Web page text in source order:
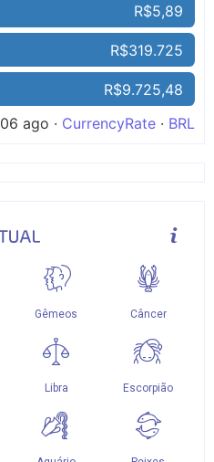
R$5,89
R$319.725
R$9.725,48
06 ago · CurrencyRate · BRL